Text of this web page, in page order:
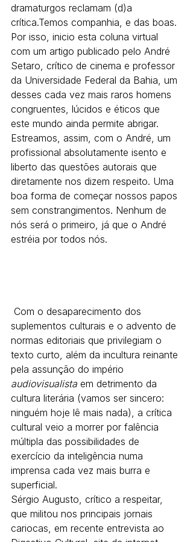
dramaturgos reclamam (d)a
crítica.Temos companhia, e das boas.
Por isso, inicio esta coluna virtual
com um artigo publicado pelo André
Setaro, crítico de cinema e professor
da Universidade Federal da Bahia, um
desses cada vez mais raros homens
congruentes, lúcidos e éticos que
este mundo ainda permite abrigar.
Estreamos, assim, com o André, um
profissional absolutamente isento e
liberto das questões autorais que
diretamente nos dizem respeito. Uma
boa forma de começar nossos papos
sem constrangimentos. Nenhum de
nós será o primeiro, já que o André
estréia por todos nós.
suplementos culturais e o advento de
normas editoriais que privilegiam o
texto curto, além da incultura reinante
pela assunção do império
audiovisualista em detrimento da
cultura literária (vamos ser sincero:
ninguém hoje lê mais nada), a crítica
cultural veio a morrer por falência
múltipla das possibilidades de
exercício da inteligência numa
imprensa cada vez mais burra e
superficial.
Sérgio Augusto, crítico a respeitar,
que militou nos principais jornais
cariocas, em recente entrevista ao